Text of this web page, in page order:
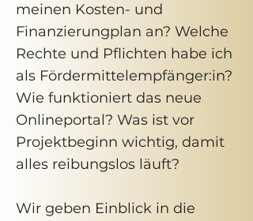
meinen Kosten- und
Finanzierungplan an? Welche
Rechte und Pflichten habe ich
als Fördermittelempfänger:in?
Wie funktioniert das neue
Onlineportal? Was ist vor
Projektbeginn wichtig, damit
alles reibungslos läuft?
Wir geben Einblick in die